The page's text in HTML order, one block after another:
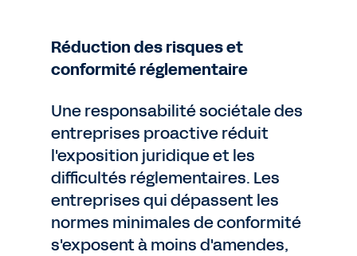
Réduction des risques et
conformité réglementaire
Une responsabilité sociétale des
entreprises proactive réduit
l'exposition juridique et les
difficultés réglementaires. Les
entreprises qui dépassent les
normes minimales de conformité
s'exposent à moins d'amendes,